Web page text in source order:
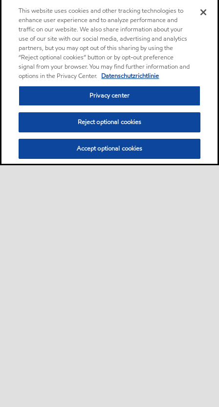
This website uses cookies and other tracking technologies to
enhance user experience and to analyze performance and
traffic on our website. We also share information about your
use of our site with our social media, advertising and analytics
partners, but you may opt out of this sharing by using the
“Reject optional cookies” button or by opt-out preference
signal from your browser. You may find further information and
options in the Privacy Center. Datenschutzrichtlinie
Privacy center
Reject optional cookies
Accept optional cookies